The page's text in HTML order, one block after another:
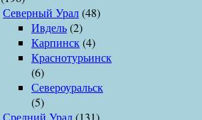
Северный Урал(48)
Ивдель(2)
Карпинск(4)
Краснотурьинск
(6)
Североуральск
(5)
Средний Урал(131)